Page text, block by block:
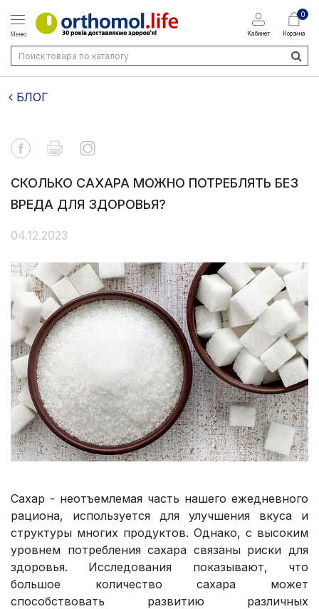
Меню Кабинет
0
Корзина
БЛОГ
СКОЛЬКО САХАРА МОЖНО ПОТРЕБЛЯТЬ БЕЗ
ВРЕДА ДЛЯ ЗДОРОВЬЯ?
04.12.2023
Сахар - неотъемлемая часть нашего ежедневного
рациона, используется для улучшения вкуса и
структуры многих продуктов. Однако, с высоким
уровнем потребления сахара связаны риски для
здоровья. Исследования показывают, что
большое количество сахара может
способствовать развитию различных